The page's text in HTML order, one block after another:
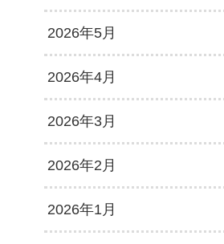
2026年5月
2026年4月
2026年3月
2026年2月
2026年1月